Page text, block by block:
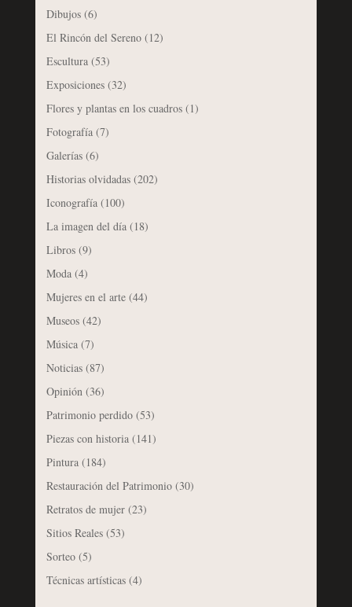
Dibujos(6)
El Rincón del Sereno(12)
Escultura(53)
Exposiciones(32)
Flores y plantas en los cuadros(1)
Fotografía(7)
Galerías(6)
Historias olvidadas(202)
Iconografía(100)
La imagen del día(18)
Libros(9)
Moda(4)
Mujeres en el arte(44)
Museos(42)
Música(7)
Noticias(87)
Opinión(36)
Patrimonio perdido(53)
Piezas con historia(141)
Pintura(184)
Restauración del Patrimonio(30)
Retratos de mujer(23)
Sitios Reales(53)
Sorteo(5)
Técnicas artísticas(4)